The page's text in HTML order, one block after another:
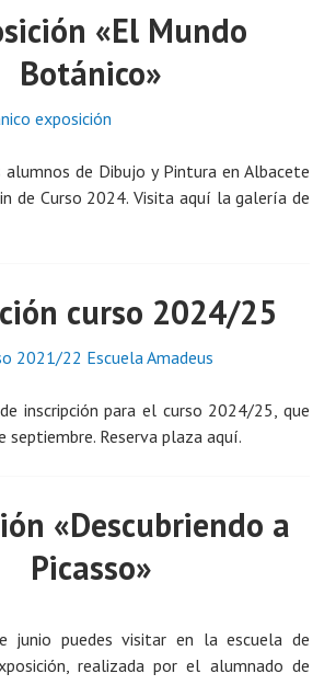
«El Mundo
Botánico»
alumnos de Dibujo y Pintura en Albacete
de Curso 2024. Visita aquí la galería de
curso 2024/25
inscripción para el curso 2024/25, que
septiembre. Reserva plaza aquí.
«Descubriendo a
Picasso»
puedes visitar en la escuela de
realizada por el alumnado de